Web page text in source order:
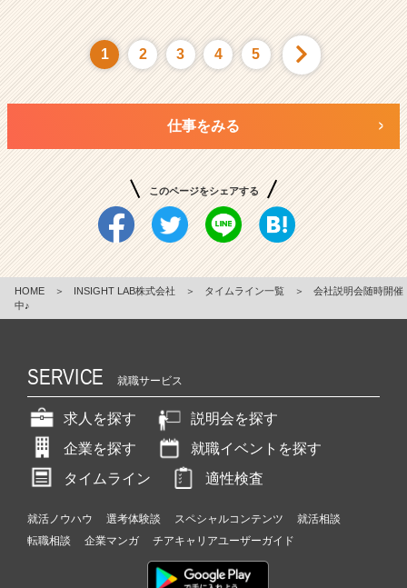
1 2 3 4 5
仕事をみる
このページをシェアする
HOME ＞ INSIGHT LAB株式会社 ＞ タイムライン一覧 ＞
会社説明会随時開催
中♪
SERVICE 就職サービス
求人を探す
説明会を探す
企業を探す
就職イベントを探す
タイムライン
適性検査
就活ノウハウ 選考体験談 スペシャルコンテンツ
就活相談
転職相談
企業マンガ チアキャリアユーザーガイド